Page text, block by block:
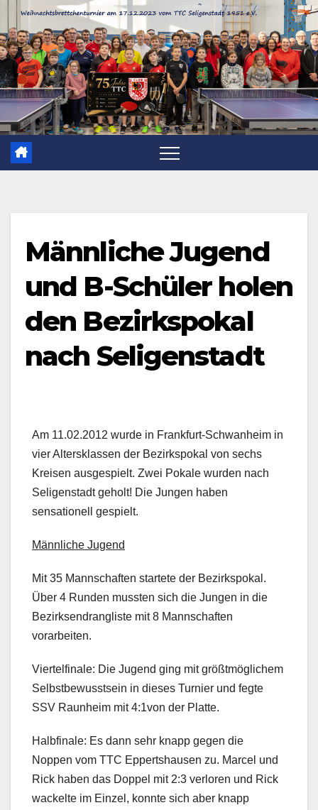
Zum
Inhalt
springen
Männliche Jugend
und B-Schüler holen
den Bezirkspokal
nach Seligenstadt
Am 11.02.2012 wurde in Frankfurt-Schwanheim in
vier Altersklassen der Bezirkspokal von sechs
Kreisen ausgespielt. Zwei Pokale wurden nach
Seligenstadt geholt! Die Jungen haben
sensationell gespielt.
Männliche Jugend
Mit 35 Mannschaften startete der Bezirkspokal.
Über 4 Runden mussten sich die Jungen in die
Bezirksendrangliste mit 8 Mannschaften
vorarbeiten.
Viertelfinale: Die Jugend ging mit größtmöglichem
Selbstbewusstsein in dieses Turnier und fegte
SSV Raunheim mit 4:1von der Platte.
Halbfinale: Es dann sehr knapp gegen die
Noppen vom TTC Eppertshausen zu. Marcel und
Rick haben das Doppel mit 2:3 verloren und Rick
wackelte im Einzel, konnte sich aber knapp